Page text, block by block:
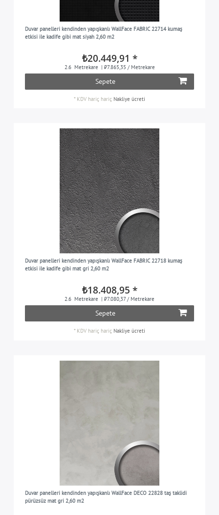
Duvar panelleri kendinden yapışkanlı WallFace FABRIC 22714 kumaş
etkisi ile kadife gibi mat siyah 2,60 m2
₺20.449,91 *
2.6 Metrekare | ₺7.865,35 / Metrekare
Sepete
* KDV hariç hariç Nakliye ücreti
Duvar panelleri kendinden yapışkanlı WallFace FABRIC 22718 kumaş
etkisi ile kadife gibi mat gri 2,60 m2
₺18.408,95 *
2.6 Metrekare | ₺7.080,37 / Metrekare
Sepete
* KDV hariç hariç Nakliye ücreti
Duvar panelleri kendinden yapışkanlı WallFace DECO 22828 taş taklidi
pürüzsüz mat gri 2,60 m2